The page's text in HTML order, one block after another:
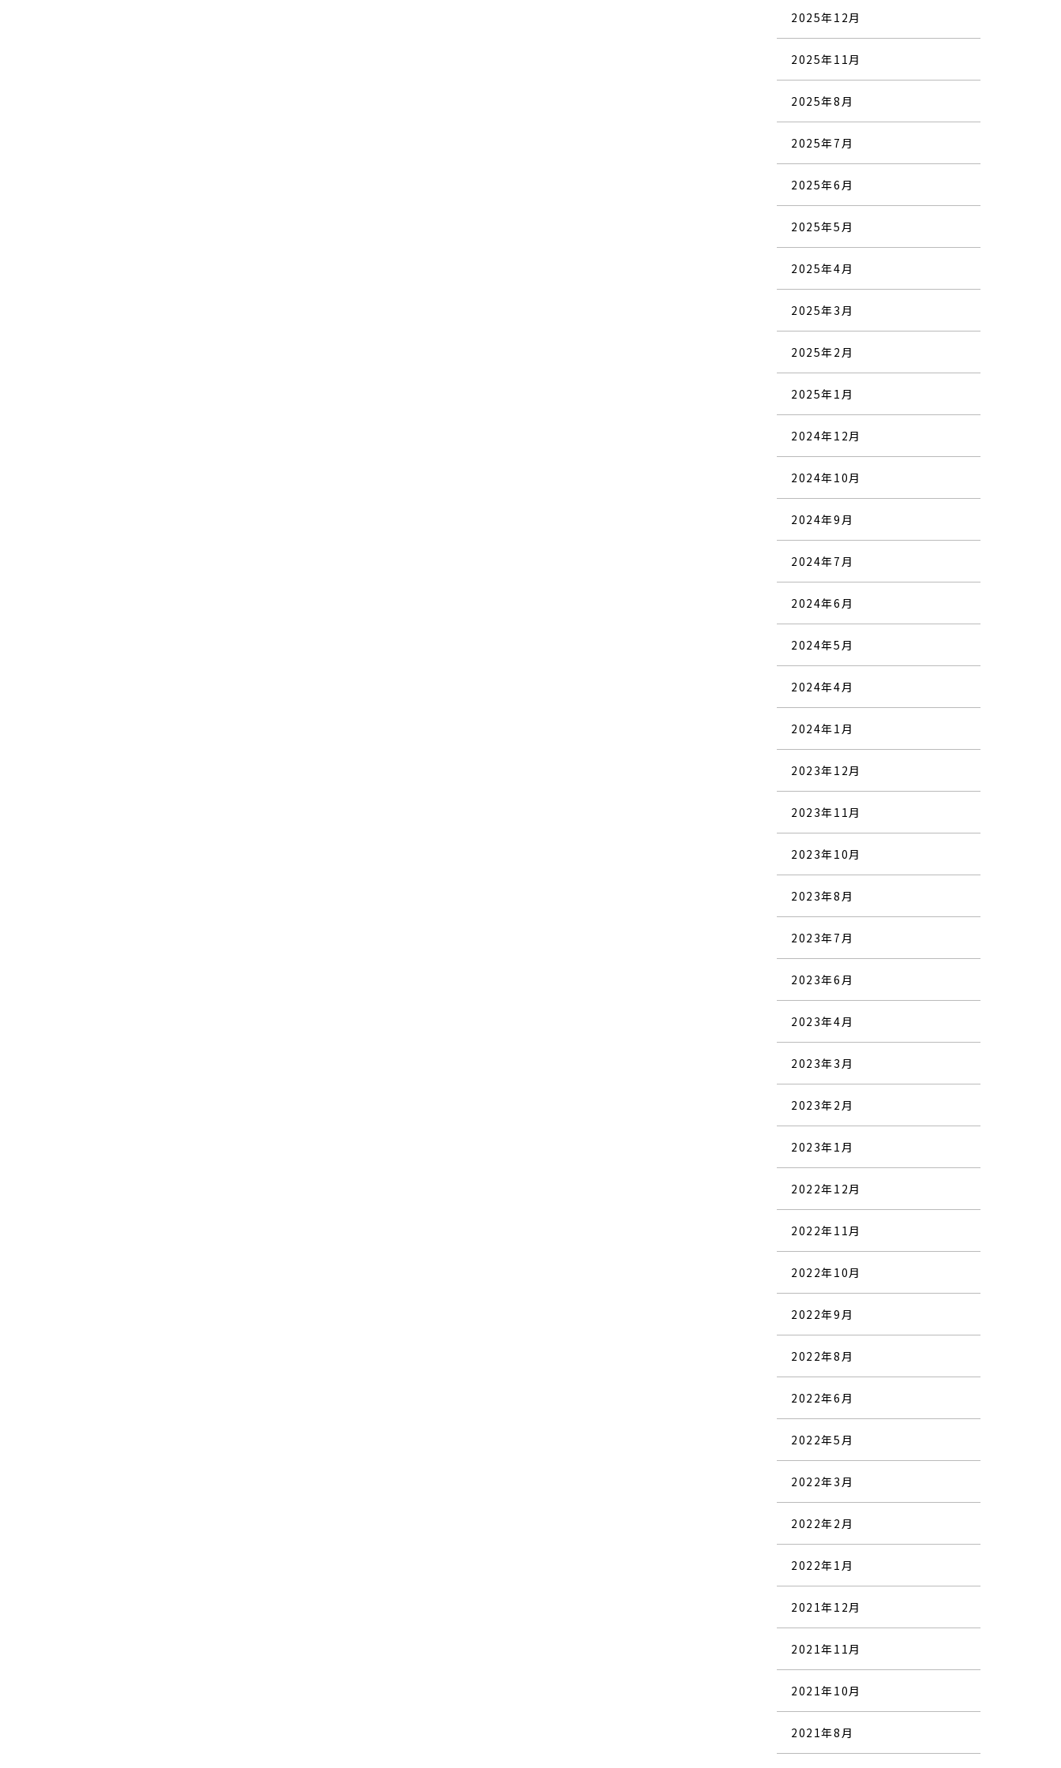
2025年12月
2025年11月
2025年8月
2025年7月
2025年6月
2025年5月
2025年4月
2025年3月
2025年2月
2025年1月
2024年12月
2024年10月
2024年9月
2024年7月
2024年6月
2024年5月
2024年4月
2024年1月
2023年12月
2023年11月
2023年10月
2023年8月
2023年7月
2023年6月
2023年4月
2023年3月
2023年2月
2023年1月
2022年12月
2022年11月
2022年10月
2022年9月
2022年8月
2022年6月
2022年5月
2022年3月
2022年2月
2022年1月
2021年12月
2021年11月
2021年10月
2021年8月